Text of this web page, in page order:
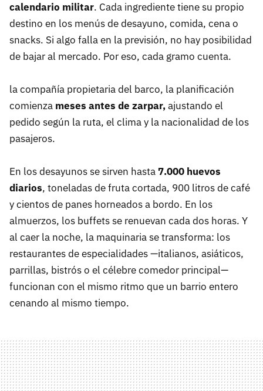
calendario militar. Cada ingrediente tiene su propio
destino en los menús de desayuno, comida, cena o
snacks. Si algo falla en la previsión, no hay posibilidad
de bajar al mercado. Por eso, cada gramo cuenta.
la compañía propietaria del barco, la planificación
comienza meses antes de zarpar,ajustando el
pedido según la ruta, el clima y la nacionalidad de los
pasajeros.
En los desayunos se sirven hasta 7.000 huevos
diarios, toneladas de fruta cortada, 900 litros de café
y cientos de panes horneados a bordo. En los
almuerzos, los buffets se renuevan cada dos horas. Y
al caer la noche, la maquinaria se transforma: los
restaurantes de especialidades —italianos, asiáticos,
parrillas, bistrós o el célebre comedor principal—
funcionan con el mismo ritmo que un barrio entero
cenando al mismo tiempo.